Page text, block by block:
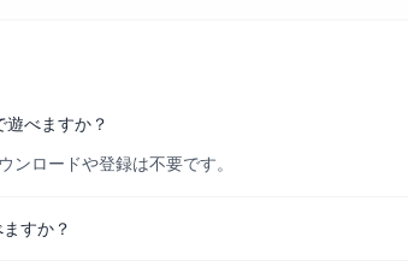
べますか？
ロードや登録は不要です。
すか？